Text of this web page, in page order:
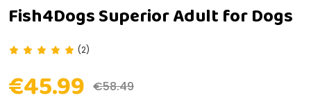
Fish4Dogs Superior Adult for Dogs
(2)
€45.99 €58.49